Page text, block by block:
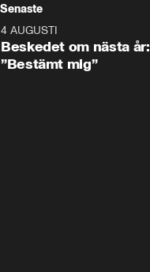
Senaste
4 AUGUSTI
Beskedet om nästa år:
”Bestämt mig”